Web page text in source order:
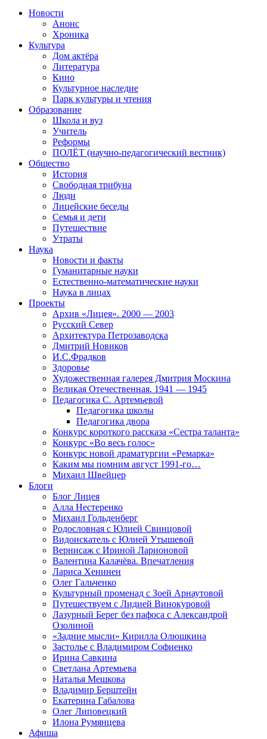
Новости
Анонс
Хроника
Культура
Дом актёра
Литература
Кино
Культурное наследие
Парк культуры и чтения
Образование
Школа и вуз
Учитель
Реформы
ПОЛЁТ (научно-педагогический вестник)
Общество
История
Свободная трибуна
Люди
Лицейские беседы
Семья и дети
Путешествие
Утраты
Наука
Новости и факты
Гуманитарные науки
Естественно-математические науки
Наука в лицах
Проекты
Архив «Лицея». 2000 — 2003
Русский Север
Архитектура Петрозаводска
Дмитрий Новиков
И.С.Фрадков
Здоровье
Художественная галерея Дмитрия Москина
Великая Отечественная. 1941 — 1945
Педагогика С. Артемьевой
Педагогика школы
Педагогика двора
Конкурс короткого рассказа «Сестра таланта»
Конкурс «Во весь голос»
Конкурс новой драматургии «Ремарка»
Каким мы помним август 1991-го…
Михаил Швейцер
Блоги
Блог Лицея
Алла Нестеренко
Михаил Гольденберг
Родословная с Юлией Свинцовой
Видоискатель с Юлией Утышевой
Вернисаж с Ириной Ларионовой
Валентина Калачёва. Впечатления
Лариса Хенинен
Олег Гальченко
Культурный променад с Зоей Арнаутовой
Путешествуем с Лидией Винокуровой
Лазурный Берег без пафоса с Александрой
Озолиной
«Задние мысли» Кирилла Олюшкина
Застолье с Владимиром Софиенко
Ирина Савкина
Светлана Артемьева
Наталья Мешкова
Владимир Берштейн
Екатерина Габалова
Олег Липовецкий
Илона Румянцева
Афиша